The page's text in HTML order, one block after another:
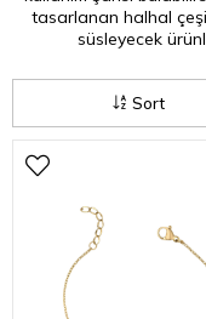
tasarlanan halhal
süsleyecek
Sort